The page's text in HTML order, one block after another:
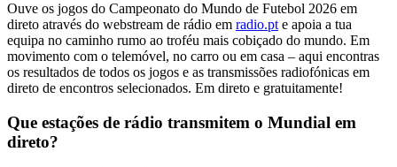
Ouve os jogos do Campeonato do Mundo de Futebol 2026 em
direto através do webstream de rádio em radio.pte apoia a tua
equipa no caminho rumo ao troféu mais cobiçado do mundo. Em
movimento com o telemóvel, no carro ou em casa – aqui encontras
os resultados de todos os jogos e as transmissões radiofónicas em
direto de encontros selecionados. Em direto e gratuitamente!
Que estações de rádio transmitem o Mundial em
direto?